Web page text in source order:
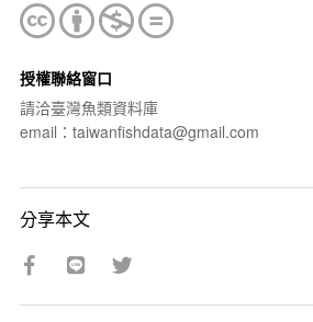
授權聯絡窗口
請洽臺灣魚類資料庫
email：taiwanfishdata@gmail.com
分享本文